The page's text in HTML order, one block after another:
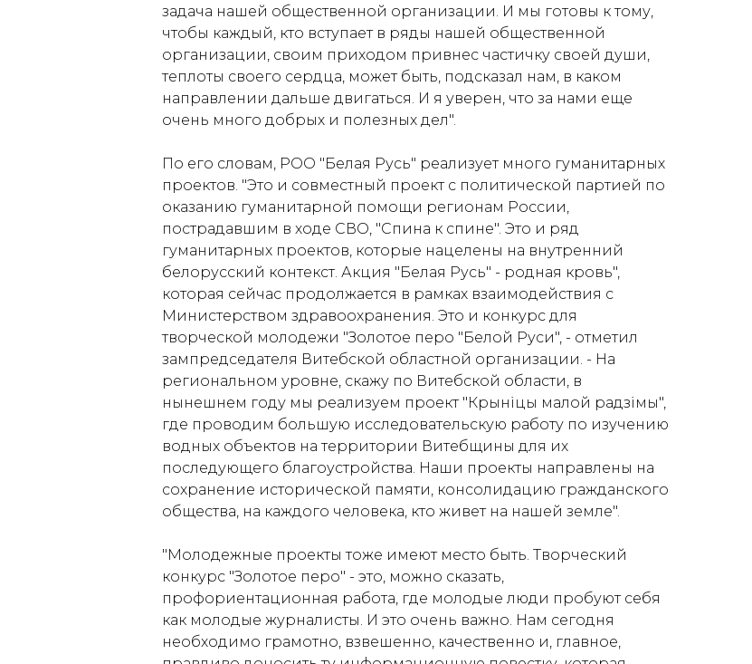
задача нашей общественной организации. И мы готовы к тому,
чтобы каждый, кто вступает в ряды нашей общественной
организации, своим приходом привнес частичку своей души,
теплоты своего сердца, может быть, подсказал нам, в каком
направлении дальше двигаться. И я уверен, что за нами еще
очень много добрых и полезных дел".
По его словам, РОО "Белая Русь" реализует много гуманитарных
проектов. "Это и совместный проект с политической партией по
оказанию гуманитарной помощи регионам России,
пострадавшим в ходе СВО, "Спина к спине". Это и ряд
гуманитарных проектов, которые нацелены на внутренний
белорусский контекст. Акция "Белая Русь" - родная кровь",
которая сейчас продолжается в рамках взаимодействия с
Министерством здравоохранения. Это и конкурс для
творческой молодежи "Золотое перо "Белой Руси", - отметил
зампредседателя Витебской областной организации. - На
региональном уровне, скажу по Витебской области, в
нынешнем году мы реализуем проект "Крыніцы малой радзімы",
где проводим большую исследовательскую работу по изучению
водных объектов на территории Витебщины для их
последующего благоустройства. Наши проекты направлены на
сохранение исторической памяти, консолидацию гражданского
общества, на каждого человека, кто живет на нашей земле".
"Молодежные проекты тоже имеют место быть. Творческий
конкурс "Золотое перо" - это, можно сказать,
профориентационная работа, где молодые люди пробуют себя
как молодые журналисты. И это очень важно. Нам сегодня
необходимо грамотно, взвешенно, качественно и, главное,